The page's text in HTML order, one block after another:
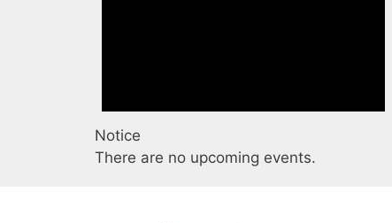
Notice
There are no upcoming events.